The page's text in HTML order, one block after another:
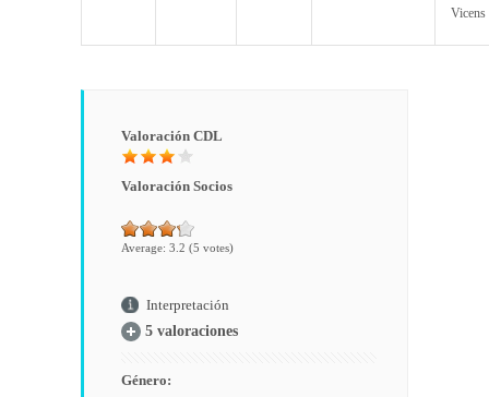
Vicens
Valoración CDL
Valoración Socios
Average: 3.2 (5 votes)
Interpretación
5 valoraciones
Género: